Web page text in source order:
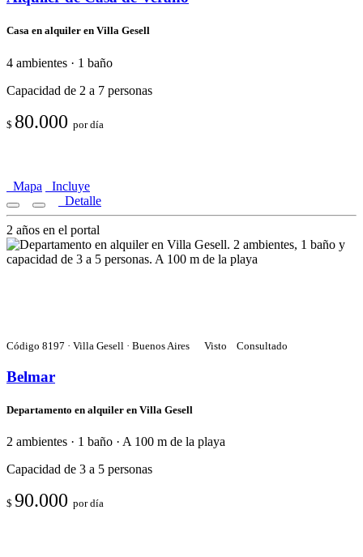
Casa en alquiler en Villa Gesell
4 ambientes · 1 baño
Capacidad de 2 a 7 personas
$ 80.000 por día
Mapa
Incluye
Detalle
2 años en el portal
Código 8197 · Villa Gesell · Buenos Aires Visto Consultado
Belmar
Departamento en alquiler en Villa Gesell
2 ambientes · 1 baño · A 100 m de la playa
Capacidad de 3 a 5 personas
$ 90.000 por día